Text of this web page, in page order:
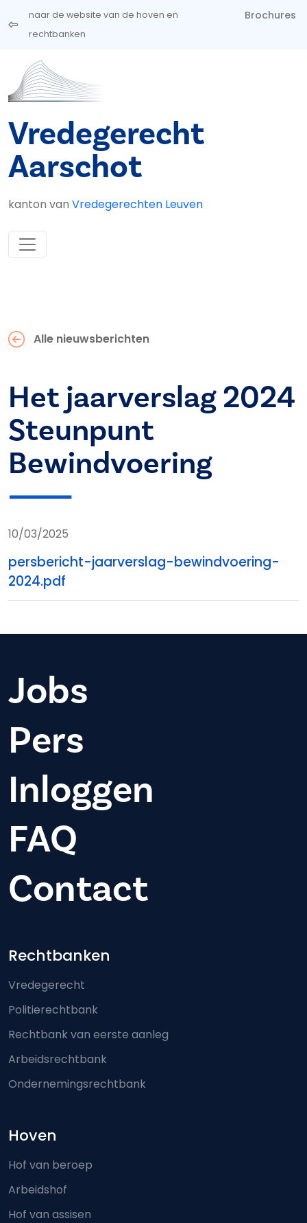
Overslaan en naar de inhoud gaan
naar de website van de hoven en
rechtbanken
Brochures
Vredegerecht
Aarschot
kanton van Vredegerechten Leuven
Alle nieuwsberichten
Het jaarverslag 2024
Steunpunt
Bewindvoering
10/03/2025
persbericht-jaarverslag-bewindvoering-
2024.pdf
Jobs
Pers
Inloggen
FAQ
Contact
Footer-menu
Rechtbanken
Vredegerecht
Politierechtbank
Rechtbank van eerste aanleg
Arbeidsrechtbank
Ondernemingsrechtbank
Hoven
Hof van beroep
Arbeidshof
Hof van assisen